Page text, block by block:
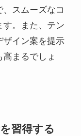
スムーズなコ
す。また、テン
ザイン案を提示
まるでしょ
習得する